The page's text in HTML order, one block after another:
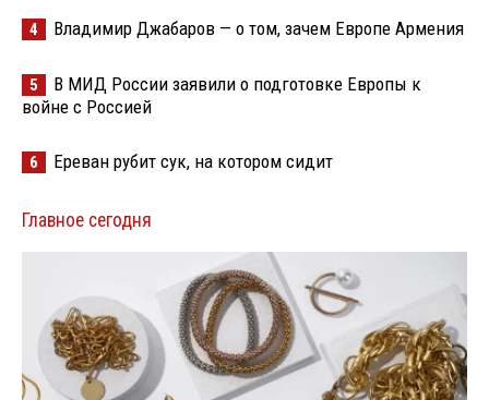
4 Владимир Джабаров — о том, зачем Европе Армения
5
В МИД России заявили о подготовке Европы к
войне с Россией
6 Ереван рубит сук, на котором сидит
Главное сегодня